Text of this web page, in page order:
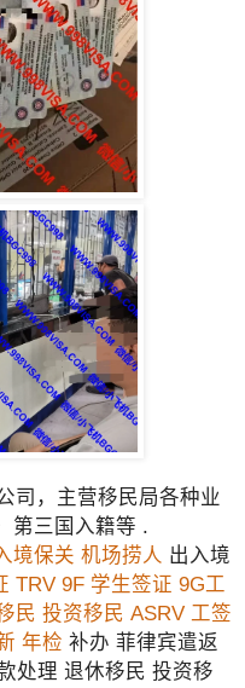
司，主营移民局各种业
第三国入籍等 .
境保关 机场捞人 出入境
TRV 9F 学生签证 9G工
民 投资移民 ASRV 工签
年检 补办 菲律宾遣返
处理 退休移民 投资移